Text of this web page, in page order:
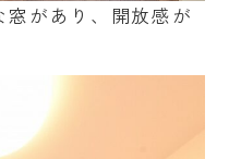
があり、開放感が